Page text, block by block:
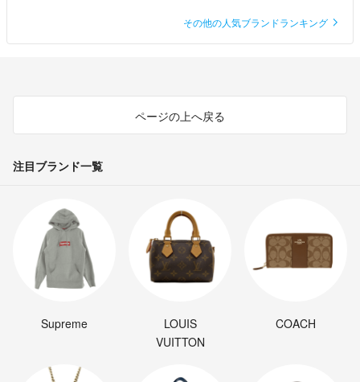
その他の人気ブランドランキング
ページの上へ戻る
注目ブランド一覧
Supreme
LOUIS
VUITTON
COACH